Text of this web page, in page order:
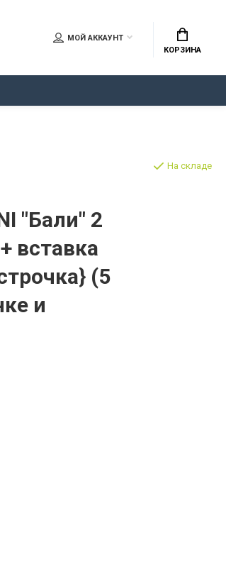
МОЙ АККАУНТ
КОРЗИНА
"Бали" 2
вставка
(5
и
На складе